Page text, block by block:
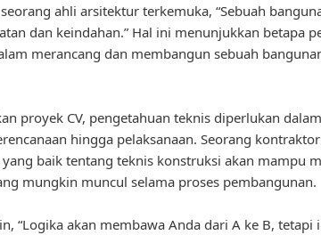
ahli arsitektur terkemuka, “Sebuah
dan keindahan.” Hal ini menunjukkan betapa
merancang dan membangun sebuah
proyek CV, pengetahuan teknis diperlukan
hingga pelaksanaan. Seorang
baik tentang teknis konstruksi akan mampu
mungkin muncul selama proses pembangunan.
“Logika akan membawa Anda dari A ke B, tetapi